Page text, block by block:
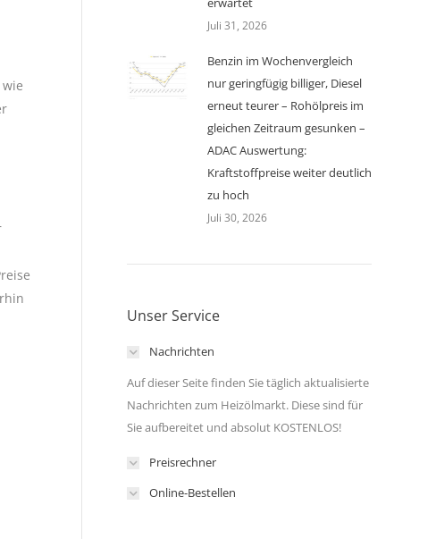
Juli 31, 2026
Benzin im Wochenvergleich
nur geringfügig billiger, Diesel
erneut teurer – Rohölpreis im
gleichen Zeitraum gesunken –
ADAC Auswertung:
Kraftstoffpreise weiter deutlich
zu hoch
Juli 30, 2026
Unser Service
Nachrichten
Auf dieser Seite finden Sie täglich aktualisierte
Nachrichten zum Heizölmarkt. Diese sind für
Sie aufbereitet und absolut KOSTENLOS!
Preisrechner
Online-Bestellen